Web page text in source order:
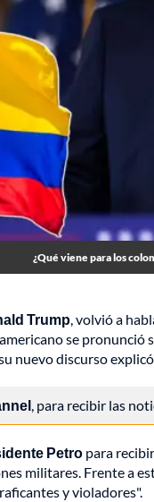
¿Qué viene para los
Trump, volvió a
se pronunció
nuevo discurso
, para recibir las
Petro para
militares. Frente a
y violadores".